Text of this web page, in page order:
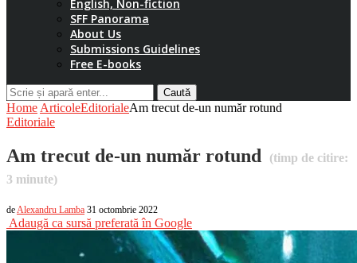
English, Non-fiction
SFF Panorama
About Us
Submissions Guidelines
Free E-books
Caută
Home ArticoleEditorialeAm trecut de-un număr rotund
Editoriale
Am trecut de-un număr rotund
(timp de citire:
3 minute)
deAlexandru Lamba 31 octombrie 2022
Adaugă ca sursă preferată în Google